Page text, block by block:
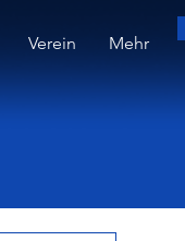
Verein Mehr